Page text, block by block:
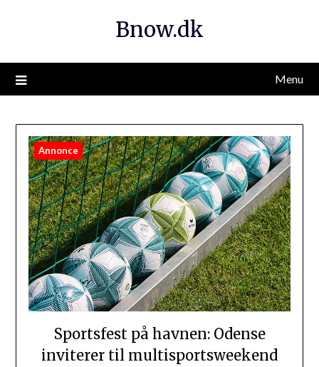
Bnow.dk
Menu
Annonce
Sportsfest på havnen: Odense
inviterer til multisportsweekend